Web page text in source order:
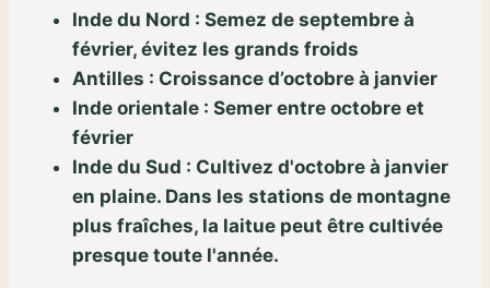
Inde du Nord : Semez de septembre à
février, évitez les grands froids
Antilles : Croissance d’octobre à janvier
Inde orientale : Semer entre octobre et
février
Inde du Sud : Cultivez d'octobre à janvier
en plaine. Dans les stations de montagne
plus fraîches, la laitue peut être cultivée
presque toute l'année.